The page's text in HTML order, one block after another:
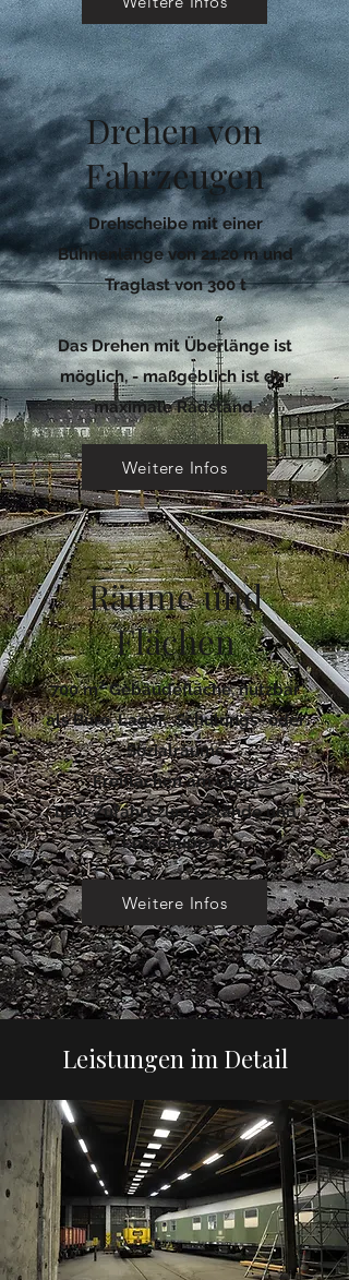
Drehen von
Fahrzeugen
Drehscheibe mit einer
Bühnenlänge von 21,20 m und
Traglast von 300 t
Das Drehen mit Überlänge ist
möglich, - maßgeblich ist der
maximale Radstand.
Weitere Infos
Räume und
Flächen
700 m² Gebäudefläche, nutzbar
als Büro, Lager, Schulungs- oder
Sozialräume
Freiflächen am Gleis,
Lkw-Zufahrt zum Gelände und
Lokschuppen
Weitere Infos
Leistungen im Detail